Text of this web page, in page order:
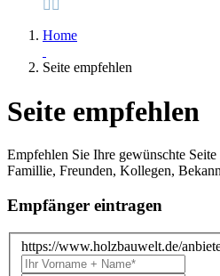
Home
Seite empfehlen
Seite empfehlen
Empfehlen Sie Ihre gewünschte
Famillie, Freunden, Kollegen,
Empfänger eintragen
https://www.holzbauwelt.de/